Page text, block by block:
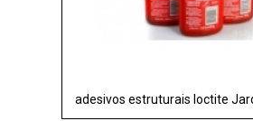
adesivos estruturais loctite